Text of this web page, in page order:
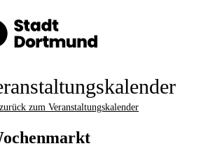
zurück zum Veranstaltungskalender